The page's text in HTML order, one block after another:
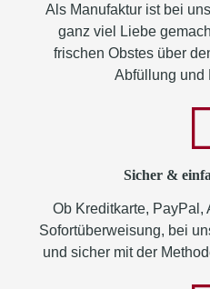
Als Manufaktur ist bei
ganz viel Liebe
frischen Obstes über
Abfüllung und
Sicher &
Ob Kreditkarte, PayPal,
Sofortüberweisung, bei
und sicher mit der